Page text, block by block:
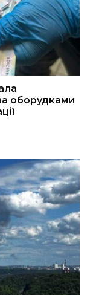
оборудками